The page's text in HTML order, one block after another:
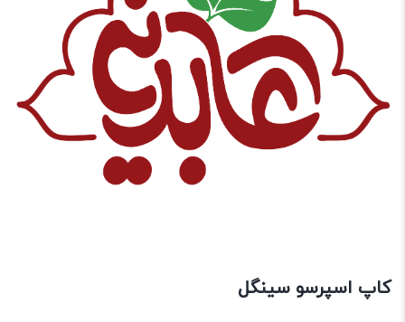
کاپ اسپرسو سینگل